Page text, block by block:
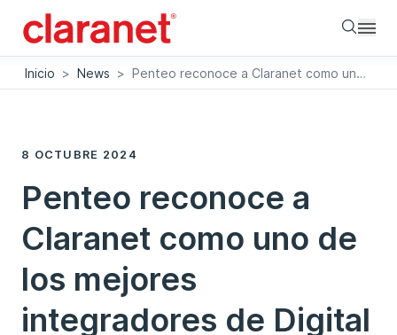
Inicio > News > Penteo reconoce a Claranet como uno de los mejores integradores de Digital Workplace
8 OCTUBRE 2024
Penteo reconoce a
Claranet como uno de
los mejores
integradores de Digital